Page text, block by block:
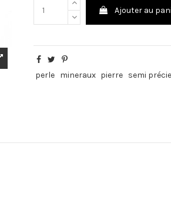
Ajouter au
perle mineraux pierre semi